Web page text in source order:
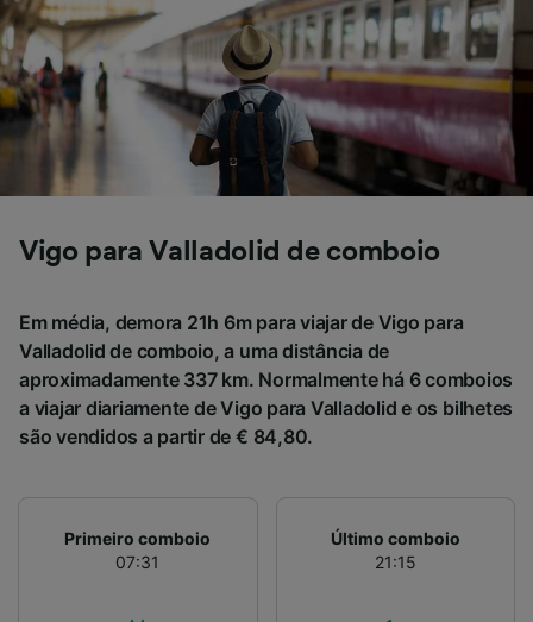
Vigo para Valladolid de comboio
Em média, demora 21h 6m para viajar de Vigo para
Valladolid de comboio, a uma distância de
aproximadamente 337 km. Normalmente há 6 comboios
a viajar diariamente de Vigo para Valladolid e os bilhetes
são vendidos a partir de € 84,80.
Primeiro comboio
07:31
Último comboio
21:15